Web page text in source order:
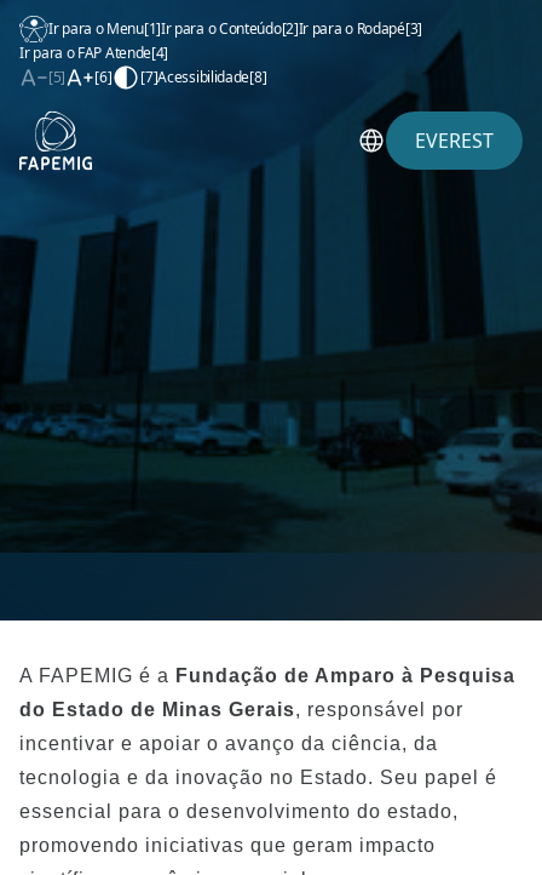
Ir para o Menu[1]Ir para o Conteúdo[2]Ir para o Rodapé[3]
Ir para o FAP Atende[4]
[5]
[6] [7]Acessibilidade[8]
EVEREST
A FAPEMIG é a Fundação de Amparo à Pesquisa
do Estado de Minas Gerais, responsável por
incentivar e apoiar o avanço da ciência, da
tecnologia e da inovação no Estado. Seu papel é
essencial para o desenvolvimento do estado,
promovendo iniciativas que geram impacto